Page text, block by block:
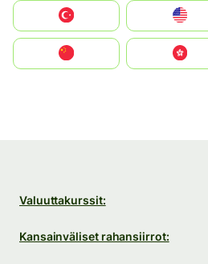
United States
中國香港特別行政區
Valuuttakurssit:
Kansainväliset rahansiirrot: